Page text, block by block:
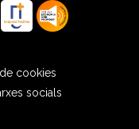
cookies
socials